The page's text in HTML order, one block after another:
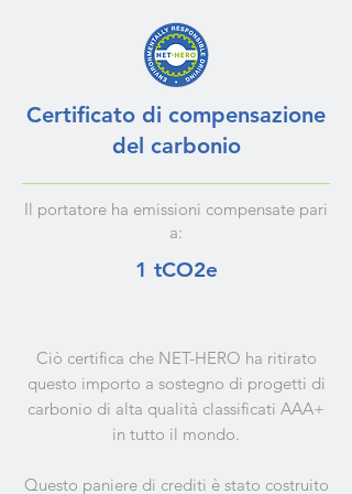
Certificato di compensazione
del carbonio
Il portatore ha emissioni compensate pari
a:
1 tCO2e
Ciò certifica che NET-HERO ha ritirato
questo importo a sostegno di progetti di
carbonio di alta qualità classificati AAA+
in tutto il mondo.
Questo paniere di crediti è stato costruito